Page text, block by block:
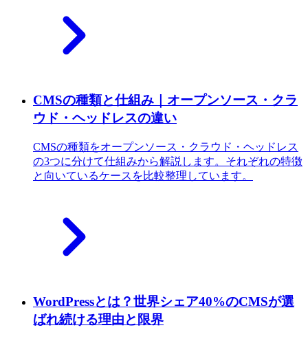
CMSの種類と仕組み｜オープンソース・クラ
ウド・ヘッドレスの違い
CMSの種類をオープンソース・クラウド・ヘッドレス
の3つに分けて仕組みから解説します。それぞれの特徴
と向いているケースを比較整理しています。
WordPressとは？世界シェア40%のCMSが選
ばれ続ける理由と限界